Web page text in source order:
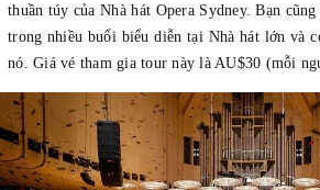
thuần túy của Nhà hát Opera Sydney. Bạn
trong nhiều buổi biểu diễn tại Nhà hát lớn và
nó. Giá vé tham gia tour này là AU$30 (mỗi